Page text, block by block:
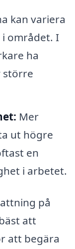
kan variera
området. I
ha
större
Mer
ut högre
en
i arbetet.
på
att
att begära